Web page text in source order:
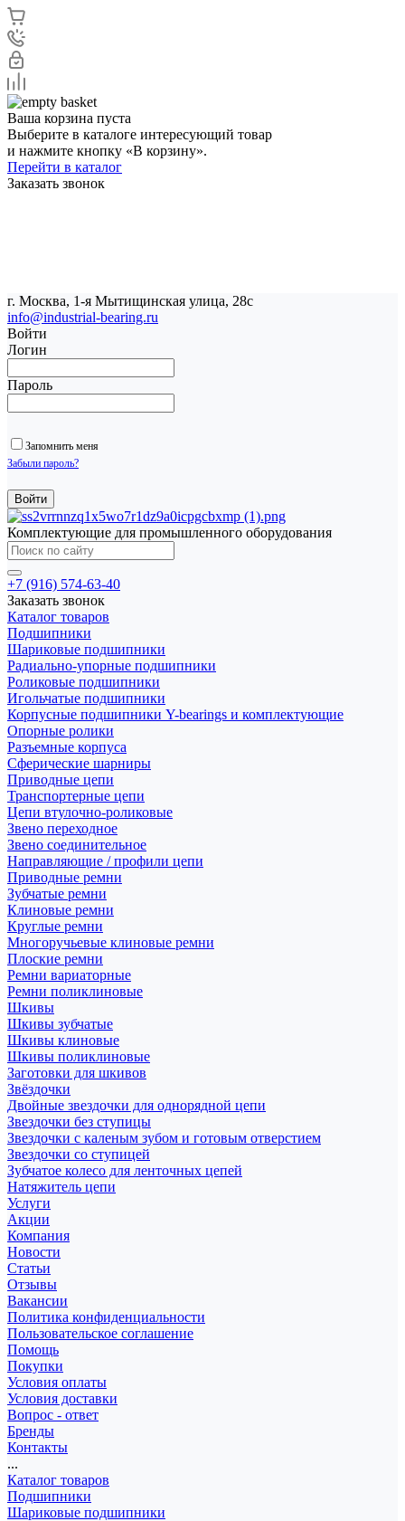
Ваша корзина пуста
Выберите в каталоге интересующий товар
и нажмите кнопку «В корзину».
Перейти в каталог
Заказать звонок
г. Москва, 1-я Мытищинская улица, 28с
info@industrial-bearing.ru
Войти
Логин
Пароль
Запомнить меня
Забыли пароль?
Комплектующие для промышленного оборудования
+7 (916) 574-63-40
Заказать звонок
Каталог товаров
Подшипники
Шариковые подшипники
Радиально-упорные подшипники
Роликовые подшипники
Игольчатые подшипники
Корпусные подшипники Y-bearings и комплектующие
Опорные ролики
Разъемные корпуса
Сферические шарниры
Приводные цепи
Транспортерные цепи
Цепи втулочно-роликовые
Звено переходное
Звено соединительное
Направляющие / профили цепи
Приводные ремни
Зубчатые ремни
Клиновые ремни
Круглые ремни
Многоручьевые клиновые ремни
Плоские ремни
Ремни вариаторные
Ремни поликлиновые
Шкивы
Шкивы зубчатые
Шкивы клиновые
Шкивы поликлиновые
Заготовки для шкивов
Звёздочки
Двойные звездочки для однорядной цепи
Звездочки без ступицы
Звездочки с каленым зубом и готовым отверстием
Звездочки со ступицей
Зубчатое колесо для ленточных цепей
Натяжитель цепи
Услуги
Акции
Компания
Новости
Статьи
Отзывы
Вакансии
Политика конфиденциальности
Пользовательское соглашение
Помощь
Покупки
Условия оплаты
Условия доставки
Вопрос - ответ
Бренды
Контакты
...
Каталог товаров
Подшипники
Шариковые подшипники